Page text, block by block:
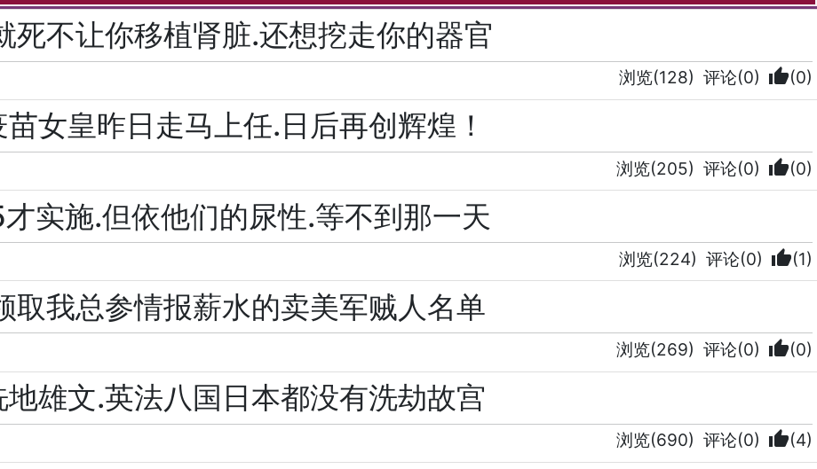
死不让你移植肾脏.还想挖走你的器官
浏览(128) 评论(0) thumb_up(0)
女皇昨日走马上任.日后再创辉煌！
浏览(205) 评论(0) thumb_up(0)
实施.但依他们的尿性.等不到那一天
浏览(224) 评论(0) thumb_up(1)
取我总参情报薪水的卖美军贼人名单
浏览(269) 评论(0) thumb_up(0)
雄文.英法八国日本都没有洗劫故宫
浏览(690) 评论(0) thumb_up(4)